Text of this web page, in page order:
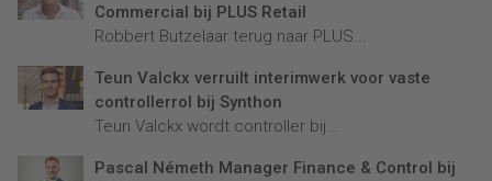
Commercial bij PLUS Retail
Robbert Butzelaar terug naar PLUS...
Teun Valckx verruilt interimwerk voor vaste
controllerrol bij Synthon
Teun Valckx wordt controller bij...
Pascal Németh Manager Finance & Control bij